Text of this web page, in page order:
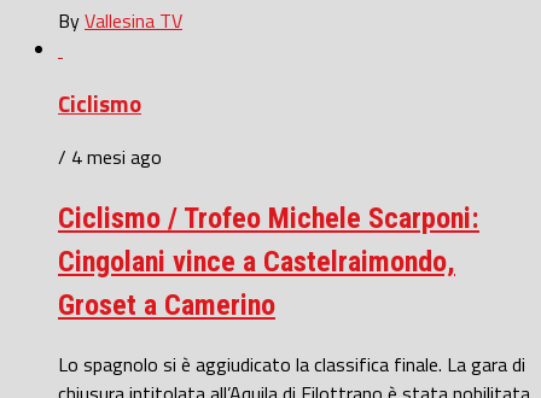
ByVallesina TV
Ciclismo
/ 4 mesi ago
Ciclismo / Trofeo Michele Scarponi:
Cingolani vince a Castelraimondo,
Groset a Camerino
Lo spagnolo si è aggiudicato la classifica finale. La gara di